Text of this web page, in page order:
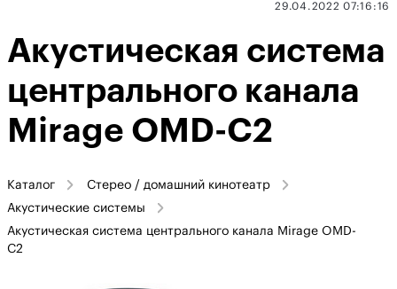
29.04.2022 07:16:16
Акустическая система
центрального канала
Mirage OMD-C2
Каталог
Стерео / домашний кинотеатр
Акустические системы
Акустическая система центрального канала Mirage OMD-
C2